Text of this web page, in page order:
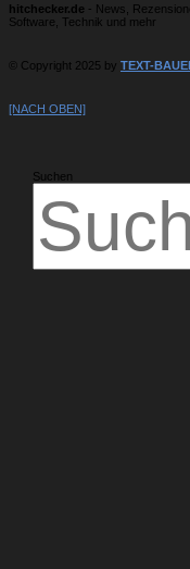
hitchecker.de - News,
Software, Technik und mehr
© Copyright 2025 by TEXT-
[NACH OBEN]
Suchen